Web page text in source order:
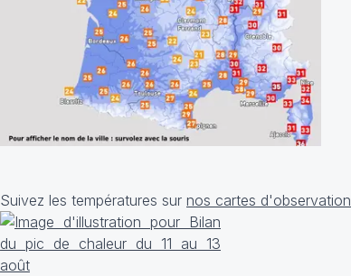
Suivez les températures sur nos cartes d'observation